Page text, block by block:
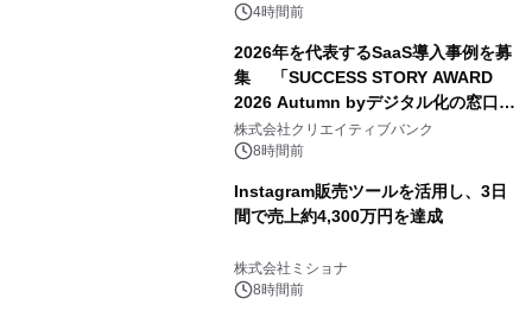
4時間前
2026年を代表するSaaS導入事例を募
集 「SUCCESS STORY AWARD
2026 Autumn byデジタル化の窓口」
開催
株式会社クリエイティブバンク
8時間前
Instagram販売ツールを活用し、3日
間で売上約4,300万円を達成
株式会社ミショナ
8時間前